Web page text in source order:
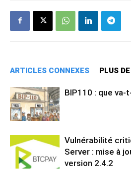
ARTICLES CONNEXES PLUS
BIP110 : que va-
Vulnérabilité
Server : mise à
version 2.4.2